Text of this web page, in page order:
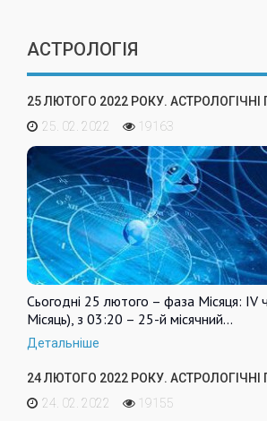
АСТРОЛОГІЯ
25 ЛЮТОГО 2022 РОКУ. АСТРОЛОГІЧНІ
25. 02. 2022
19163
Сьогодні 25 лютого – фаза Місяця: IV
Місяць), з 03:20 – 25-й місячний…
Детальніше
24 ЛЮТОГО 2022 РОКУ. АСТРОЛОГІЧНІ
24. 02. 2022
19155